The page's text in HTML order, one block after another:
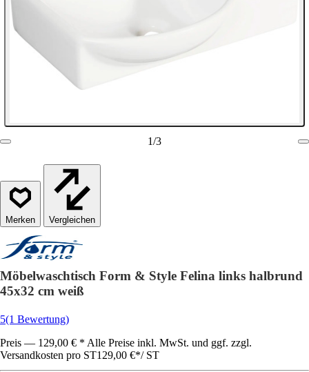
1/3
Vergleichen
Möbelwaschtisch Form & Style Felina links halbrund
45x32 cm weiß
5(1 Bewertung)
Preis — 129,00 € * Alle Preise inkl. MwSt. und ggf. zzgl.
Versandkosten pro ST129,00 €*/ ST